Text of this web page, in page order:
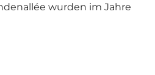
wurden im Jahre